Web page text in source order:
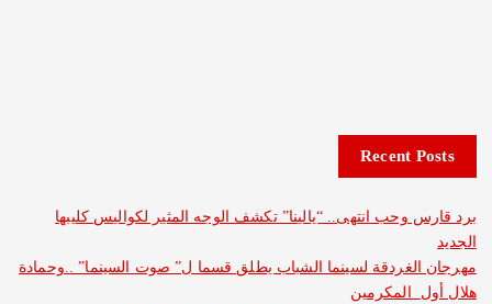
Recent
انتهى.. “يالينا” تكشف الوجه المثير لكواليس كليبها
لسينما الشباب يطلق قسما ل” صوت السينما” ..وحمادة